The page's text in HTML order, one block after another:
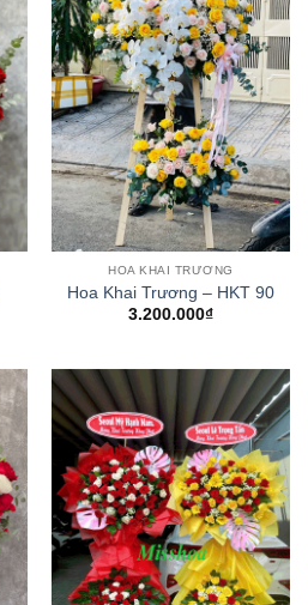
HOA KHAI TRƯƠNG
Hoa Khai Trương – HKT 90
3.200.000₫